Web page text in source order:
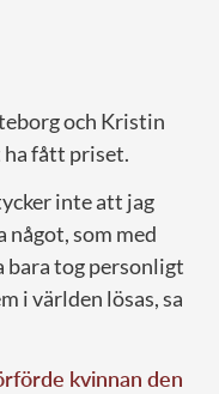
och Kristin
ha fått priset.
inte att jag
något, som med
bara tog personligt
i världen lösas, sa
kvinnan den